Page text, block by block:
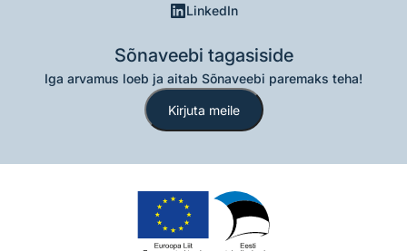
LinkedIn
Sõnaveebi tagasiside
Iga arvamus loeb ja aitab Sõnaveebi paremaks teha!
Kirjuta meile